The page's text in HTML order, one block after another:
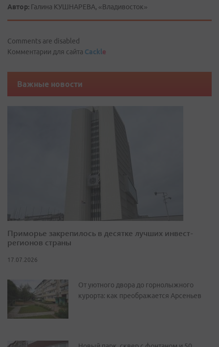
Автор: Галина КУШНАРЕВА, «Владивосток»
Comments are disabled
Комментарии для сайта Cackle
Важные новости
Приморье закрепилось в десятке лучших инвест-
регионов страны
17.07.2026
От уютного двора до горнолыжного
курорта: как преображается Арсеньев